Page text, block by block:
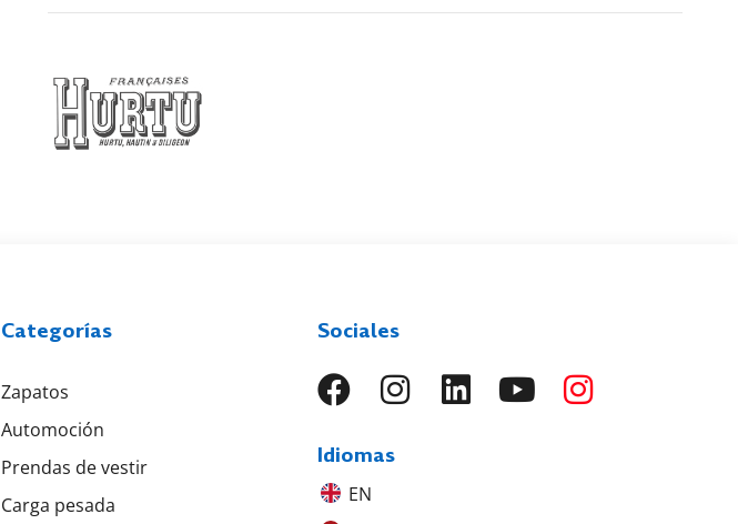
Categorías
Zapatos
Automoción
Prendas de vestir
Carga pesada
Sociales
Idiomas
EN